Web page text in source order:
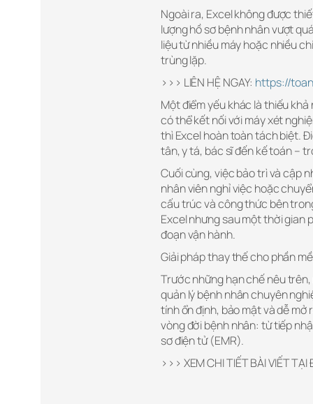
Ngoài ra, Excel không được
lượng hồ sơ bệnh nhân vượt
liệu từ nhiều máy hoặc nhiều
trùng lặp.
>>> LIÊN HỆ NGAY: https://
Một điểm yếu khác là thiếu
có thể kết nối với máy xét
thì Excel hoàn toàn tách biệt.
tân, y tá, bác sĩ đến kế toán –
Cuối cùng, việc bảo trì và cập
nhân viên nghỉ việc hoặc
cấu trúc và công thức bên
Excel nhưng sau một thời gian
đoạn vận hành.
Giải pháp thay thế cho phần
Trước những hạn chế nêu
quản lý bệnh nhân chuyên
tính ổn định, bảo mật và dễ
vòng đời bệnh nhân: từ tiếp
sơ điện tử (EMR).
>>> XEM CHI TIẾT BÀI VIẾT TẠI